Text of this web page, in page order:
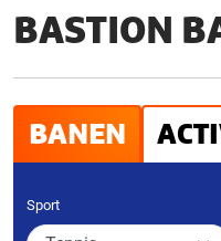
BASTION
BANEN
Sport